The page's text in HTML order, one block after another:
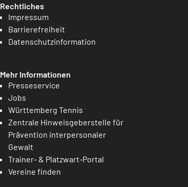
Rechtliches
Impressum
Barrierefreiheit
Datenschutzinformation
Mehr Informationen
Presseservice
Jobs
Württemberg Tennis
Zentrale Hinweisgeberstelle für
Prävention interpersonaler
Gewalt
Trainer- & Platzwart-Portal
Vereine finden